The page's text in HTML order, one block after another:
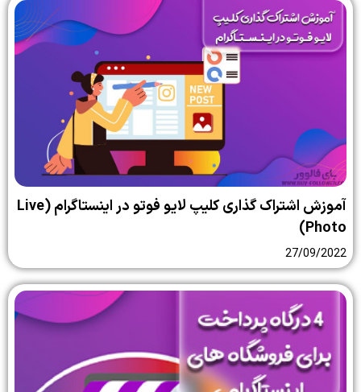
آموزش اشتراک گذاری کلیپ لایو فوتو در اینستاگرام (Live
Photo)
27/09/2022